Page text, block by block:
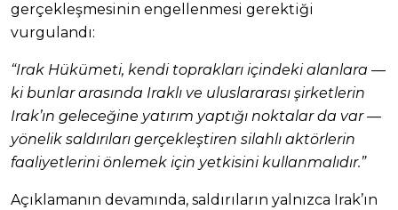
gerçekleşmesinin engellenmesi gerektiği
vurgulandı:
“Irak Hükümeti, kendi toprakları içindeki alanlara —
ki bunlar arasında Iraklı ve uluslararası şirketlerin
Irak’ın geleceğine yatırım yaptığı noktalar da var —
yönelik saldırıları gerçekleştiren silahlı aktörlerin
faaliyetlerini önlemek için yetkisini kullanmalıdır.”
Açıklamanın devamında, saldırıların yalnızca Irak’ın